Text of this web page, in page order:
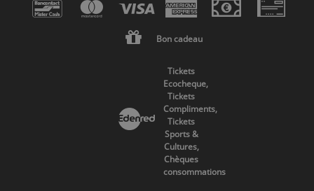
Bon cadeau
Tickets
Ecocheque,
Tickets
Compliments,
Tickets
Sports &
Cultures,
Chèques
consommations